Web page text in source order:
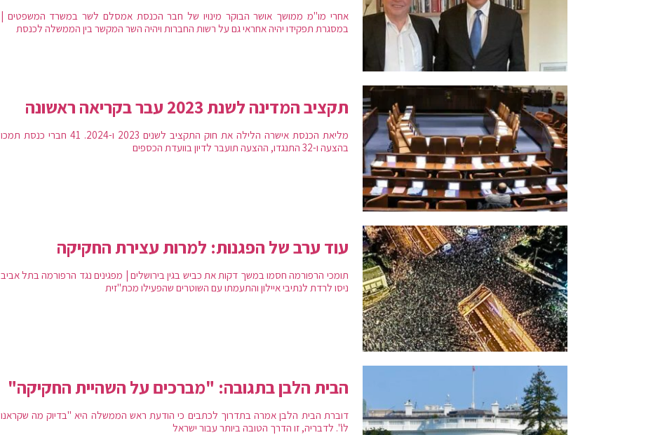
אחרי מו"מ ממושך אושר הבוקר מינויו של חבר הכנסת אמסלם לשר במשרד המשפטים |
במסגרת תפקידו יהיה אחראי גם על רשות החברות ויהיה השר המקשר בין הממשלה לכנסת
תקציב המדינה לשנת 2023 עבר בקריאה ראשונה
מליאת הכנסת אישרה הלילה את חוק התקציב לשנים 2023 ו-2024. 41 חברי כנסת תמכו
בהצעה ו-32 התנגדו, ההצעה תועבר לדיון בוועדת הכספים
עוד ערב של הפגנות: למרות עצירת החקיקה
תומכי הרפורמה חסמו במשך דקות את כביש בגין בירושלים | מפגינים נגד הרפורמה בתל אביב
ניסו לרדת לנתיבי איילון והתעמתו עם השוטרים שהפעילו מכת"זית
הבית הלבן בתגובה: "מברכים על השהיית החקיקה"
דוברת הבית הלבן אמרה בתדרוך לכתבים כי הודעת ראש הממשלה היא "בדיוק מה שקראנו
לו". לדבריה, זו הדרך הטובה ביותר עבור ישראל